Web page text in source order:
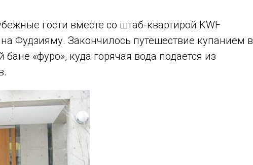
гости вместе со штаб-квартирой KWF
на Фудзияму. Закончилось путешествие купанием в
«фуро», куда горячая вода подается из